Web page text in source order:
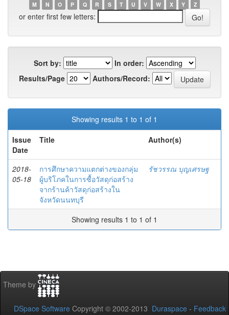
M
N O P Q R S T U V W X Y Z
or enter first few letters:
Sort by:
In order:
Results/Page
Authors/Record:
Showing results 1 to 1 of 1
Issue
Date
Title Author(s)
2018-
05-18
การศึกษาความแตกต่างของกลุ่ม
ผู้บริโภคในการซื้อวัสดุก่อสร้าง
จากร้านค้าวัสดุก่อสร้างใน
จังหวัดนนทบุรี
รัชวรรณ บุญเศรษฐ
Showing results 1 to 1 of 1
Theme by
DSpace Software Copyright © 2002-2013 Duraspace - Feedback